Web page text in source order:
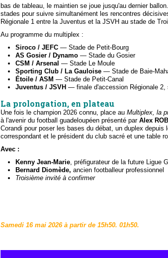
bas de tableau, le maintien se joue jusqu'au dernier
stades pour suivre simultanément les rencontres
Régionale 1 entre la Juventus et la JSVH au stade de
Au programme du multiplex :
Siroco / JEFC — Stade de Petit-Bourg
AS Gosier / Dynamo — Stade du Gosier
CSM / Arsenal — Stade Le Moule
Sporting Club / La Gauloise — Stade de Baie-
Étoile / ASM — Stade de Petit-Canal
Juventus / JSVH — finale d'accession Régionale 2,
La prolongation, en plateau
Une fois le champion 2026 connu, place au Multiplex, la
à l'avenir du football guadeloupéen présenté par Alex
Corandi pour poser les bases du débat, un duplex
correspondant et le président du club sacré et une table
Avec :
Kenny Jean-Marie , préfigurateur de la future Ligue
Bernard Diomède, ancien footballeur professionnel
Troisième invité à confirmer
Samedi 16 mai 2026 à partir de 15h50. 01h50.